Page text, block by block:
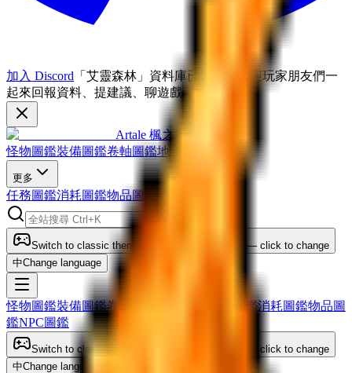
加入 Discord 「艾靈森林」資料庫已更新！歡迎玩家朋友們一
起來回報資料、提建議、聊遊戲～
Artale 楓之谷圖鑑
怪物圖鑑裝備圖鑑卷軸圖鑑地圖圖鑑
更多
任務圖鑑消耗圖鑑物品圖鑑NPC圖鑑
Switch to classic theme
Theme: system — click to change
中Change language
怪物圖鑑裝備圖鑑卷軸圖鑑 任務圖鑑消耗圖鑑物品圖
鑑NPC圖鑑
Switch to classic theme
Theme: system — click to change
中Change language